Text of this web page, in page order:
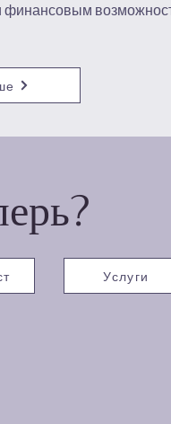
финансовым
Услуги